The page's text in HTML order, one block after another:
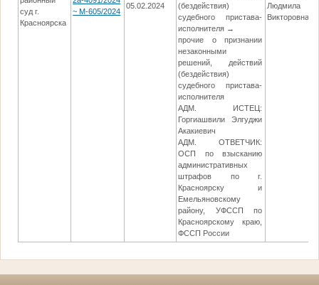
суд г.
Красноярска
~ М-605/2024
05.02.2024
(бездействия)
судебного пристава-
исполнителя →
прочие о признании
незаконными
решений, действий
(бездействия)
судебного пристава-
исполнителя
АДМ. ИСТЕЦ:
Горгиашвили Элгуджи
Акакиевич
АДМ. ОТВЕТЧИК:
ОСП по взысканию
административных
штрафов по г.
Красноярску и
Емельяновскому
району, УФССП по
Красноярскому краю,
ФССП России
Людмила
Викторовна